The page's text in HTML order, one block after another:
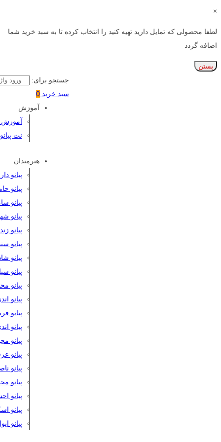
×
لطفا محصولی که تمایل دارید تهیه کنید را انتخاب کرده تا به سبد خرید شما
اضافه گردد
بستن
جستجو برای:
سبد خرید 0
آموزش
آموزش
نت پیانو
هنرمندان
پیانو
پیانو
پیانو
پیانو
پیانو
پیانو
پیانو
پیانو
پیانو
پیانو
پیانو
پیانو
پیانو
پیانو
پیانو
پیانو
پیانو
پیانو
پیانو